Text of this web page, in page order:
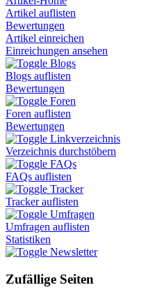
Artikel auflisten
Bewertungen
Artikel einreichen
Einreichungen ansehen
Blogs
Blogs auflisten
Bewertungen
Foren
Foren auflisten
Bewertungen
Linkverzeichnis
Verzeichnis durchstöbern
FAQs
FAQs auflisten
Tracker
Tracker auflisten
Umfragen
Umfragen auflisten
Statistiken
Newsletter
Zufällige Seiten